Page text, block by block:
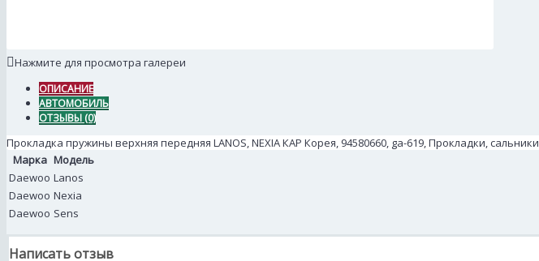
Нажмите для просмотра галереи
ОПИСАНИЕ
АВТОМОБИЛЬ
ОТЗЫВЫ (0)
Прокладка пружины верхняя передняя LANOS, NEXIA КАР Корея, 94580660, ga-619, Прокладки, сальники
Марка Модель
Daewoo Lanos
Daewoo Nexia
Daewoo Sens
Написать отзыв